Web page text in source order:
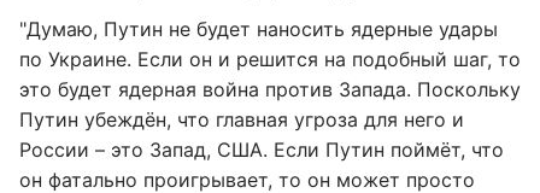
"Думаю, Путин не будет наносить ядерные удары
по Украине. Если он и решится на подобный шаг, то
это будет ядерная война против Запада. Поскольку
Путин убеждён, что главная угроза для него и
России – это Запад, США. Если Путин поймёт, что
он фатально проигрывает, то он может просто